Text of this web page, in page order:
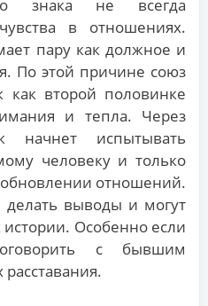
знака не всегда
в отношениях.
пару как должное и
По этой причине союз
как второй половинке
и тепла. Через
начнет испытывать
человеку и только
отношений.
выводы и могут
истории. Особенно если
с бывшим